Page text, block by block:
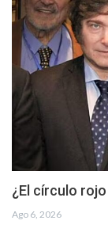
¿El círculo
Ago 6, 2026